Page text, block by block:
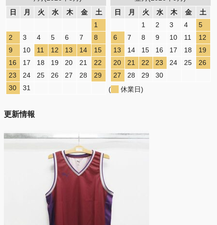
日
月 火 水 木 金
土
1
2
3 4 5 6 7
8
9
10 11 12 13 14
15
16
17 18 19 20 21
22
23
24 25 26 27 28
29
30
31
日
月 火 水 木 金
土
1
2 3 4
5
6
7 8 9 10 11
12
13
14 15 16 17 18
19
20
21 22 23 24 25
26
27
28 29
30
(
休業日)
更新情報